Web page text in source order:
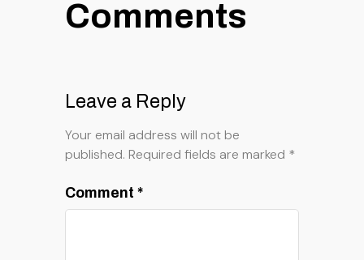
Comments
Leave a Reply
Your email address will not be
published. Required fields are marked *
Comment *